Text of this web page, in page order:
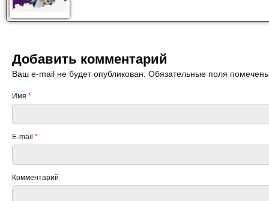
Добавить комментарий
Ваш e-mail не будет опубликован. Обязательные поля
Имя *
E-mail *
Комментарий